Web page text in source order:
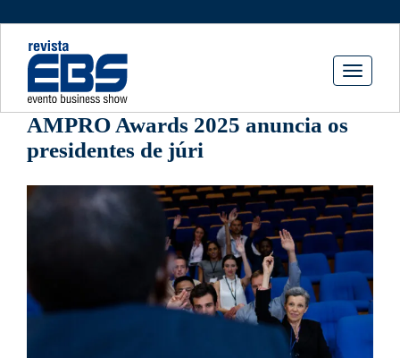
Toggle
AMPRO Awards 2025 anuncia os
presidentes de júri